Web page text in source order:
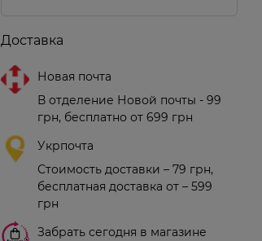
Доставка
Новая почта
В отделение Новой почты - 99
грн, бесплатно от 699 грн
Укрпочта
Стоимость доставки – 79 грн,
бесплатная доставка от – 599
грн
Забрать сегодня в магазине